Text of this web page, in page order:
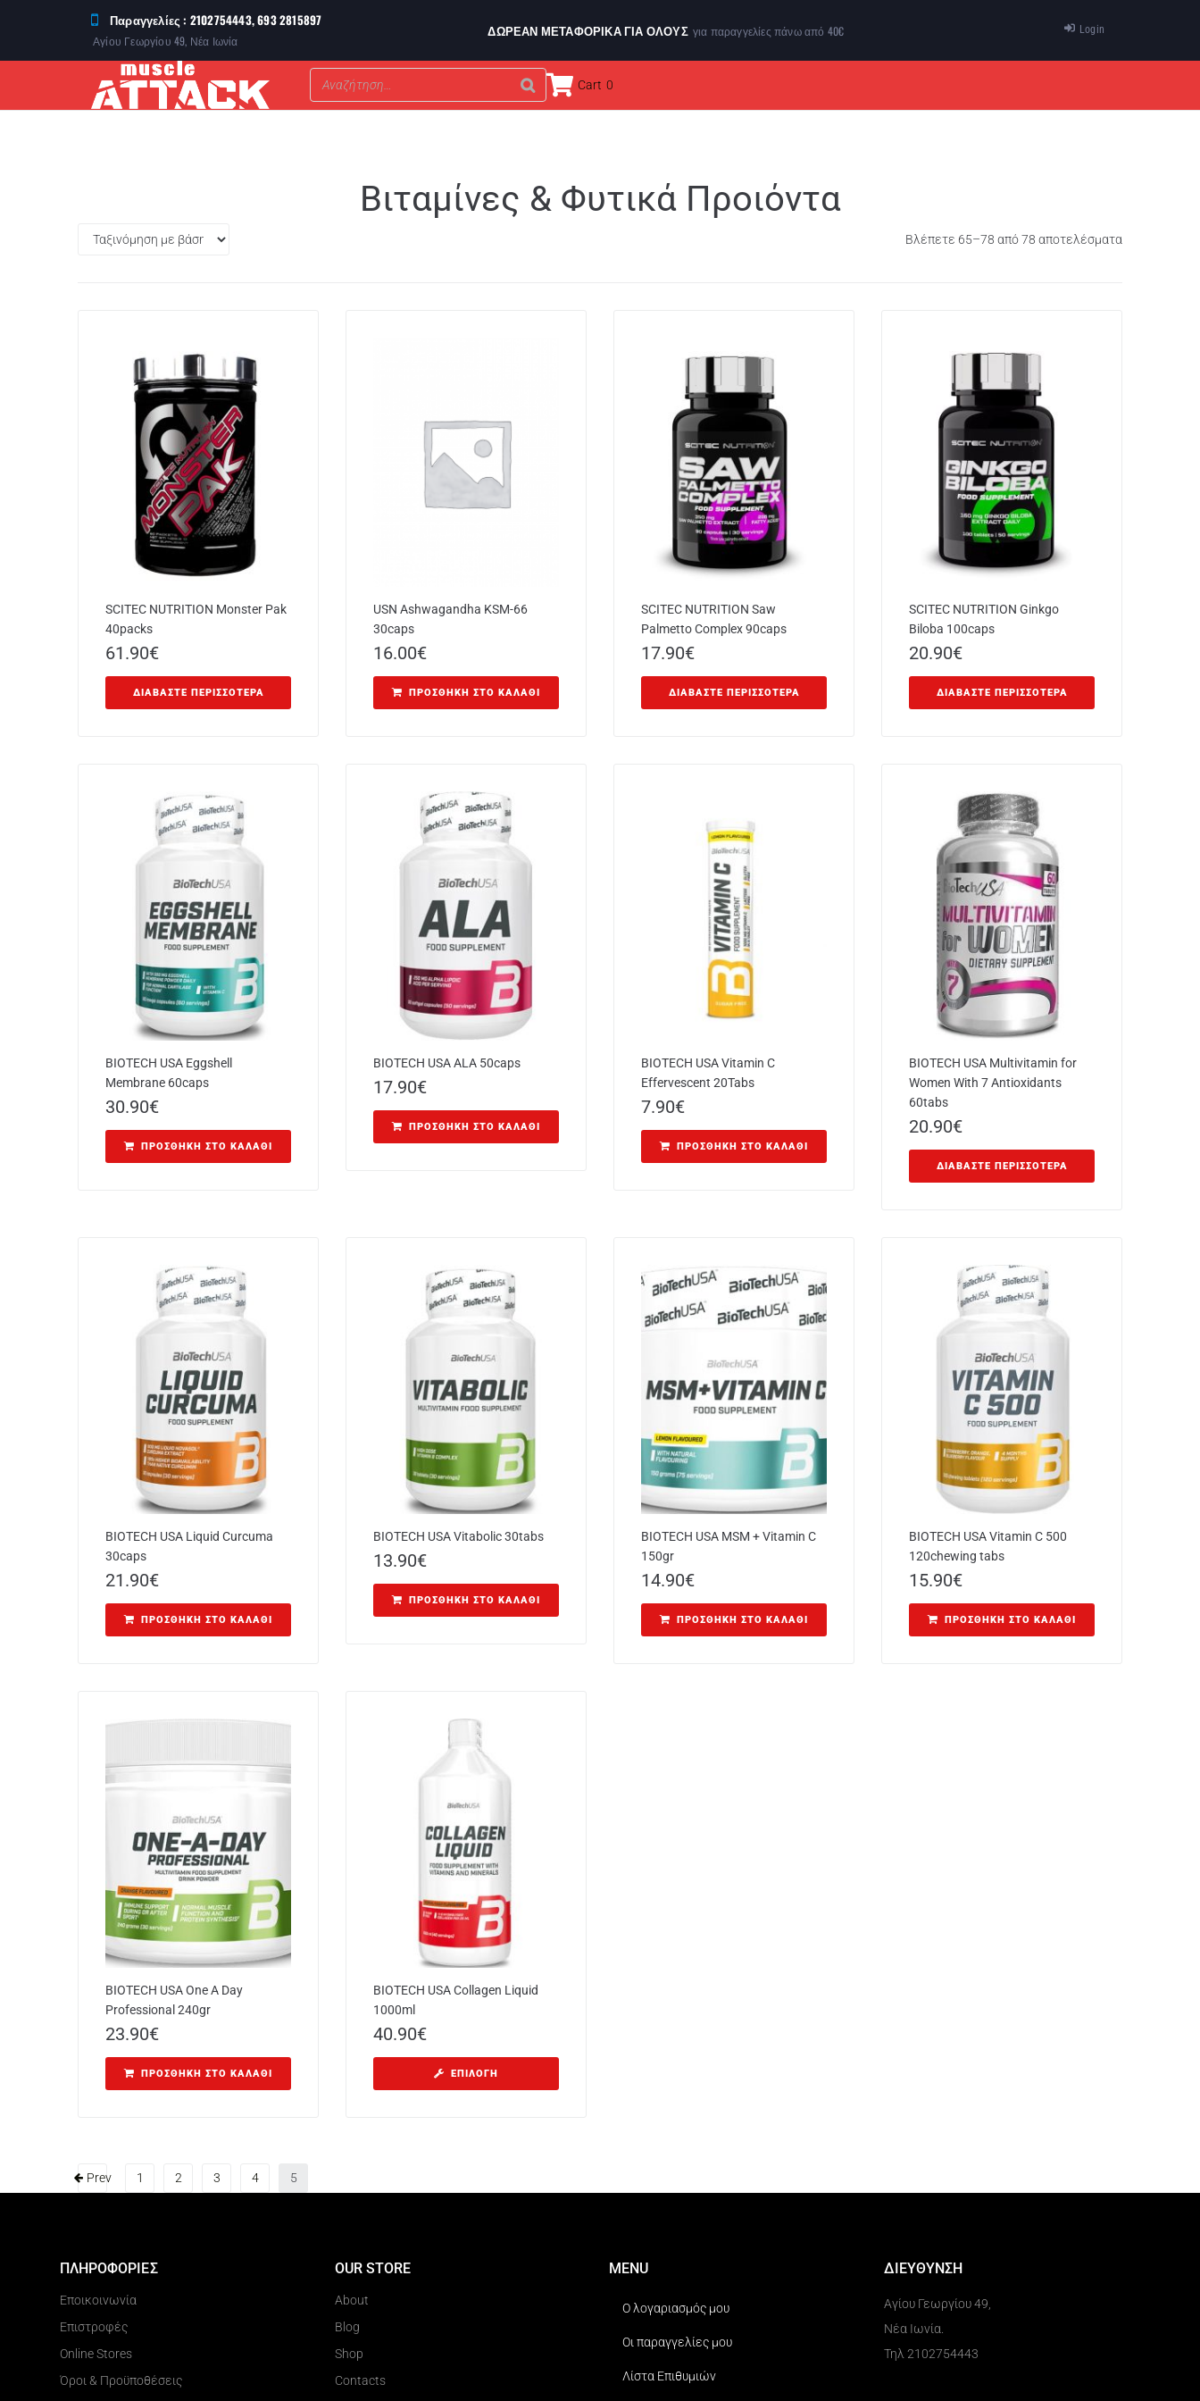
Παραγγελίες : 2102754443, 693 2815897
Αγίου Γεωργίου 49, Νέα Ιωνία
ΔΩΡΕΑΝ ΜΕΤΑΦΟΡΙΚΑ ΓΙΑ ΌΛΟΥΣ για παραγγελίες πάνω από 40€ Login
Cart 0
Βιταμίνες & Φυτικά Προιόντα
Βλέπετε 65–78 από 78 αποτελέσματα
SCITEC NUTRITION Monster Pak
40packs
61.90€
ΔΙΑΒΆΣΤΕ ΠΕΡΙΣΣΌΤΕΡΑ
USN Ashwagandha KSM-66
30caps
16.00€
ΠΡΟΣΘΉΚΗ ΣΤΟ ΚΑΛΆΘΙ
SCITEC NUTRITION Saw
Palmetto Complex 90caps
17.90€
ΔΙΑΒΆΣΤΕ ΠΕΡΙΣΣΌΤΕΡΑ
SCITEC NUTRITION Ginkgo
Biloba 100caps
20.90€
ΔΙΑΒΆΣΤΕ ΠΕΡΙΣΣΌΤΕΡΑ
BIOTECH USA Eggshell
Membrane 60caps
30.90€
ΠΡΟΣΘΉΚΗ ΣΤΟ ΚΑΛΆΘΙ
BIOTECH USA ALA 50caps
17.90€
ΠΡΟΣΘΉΚΗ ΣΤΟ ΚΑΛΆΘΙ
BIOTECH USA Vitamin C
Effervescent 20Tabs
7.90€
ΠΡΟΣΘΉΚΗ ΣΤΟ ΚΑΛΆΘΙ
BIOTECH USA Multivitamin for
Women With 7 Antioxidants
60tabs
20.90€
ΔΙΑΒΆΣΤΕ ΠΕΡΙΣΣΌΤΕΡΑ
BIOTECH USA Liquid Curcuma
30caps
21.90€
ΠΡΟΣΘΉΚΗ ΣΤΟ ΚΑΛΆΘΙ
BIOTECH USA Vitabolic 30tabs
13.90€
ΠΡΟΣΘΉΚΗ ΣΤΟ ΚΑΛΆΘΙ
BIOTECH USA MSM + Vitamin C
150gr
14.90€
ΠΡΟΣΘΉΚΗ ΣΤΟ ΚΑΛΆΘΙ
BIOTECH USA Vitamin C 500
120chewing tabs
15.90€
ΠΡΟΣΘΉΚΗ ΣΤΟ ΚΑΛΆΘΙ
BIOTECH USA One A Day
Professional 240gr
23.90€
ΠΡΟΣΘΉΚΗ ΣΤΟ ΚΑΛΆΘΙ
BIOTECH USA Collagen Liquid
1000ml
40.90€
ΕΠΙΛΟΓΉ
Prev 1 2 3 4 5
ΠΛΗΡΟΦΟΡΙΕΣ
Εποικοινωνία
Επιστροφές
Online Stores
Όροι & Προϋποθέσεις
OUR STORE
About
Blog
Shop
Contacts
MENU
Ο λογαριασμός μου
Οι παραγγελίες μου
Λίστα Επιθυμιών
ΔΙΕΥΘΥΝΣΗ
Αγίου Γεωργίου 49,
Νέα Ιωνία.
Τηλ 2102754443